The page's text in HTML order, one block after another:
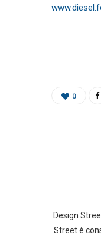
0
Design
Street è